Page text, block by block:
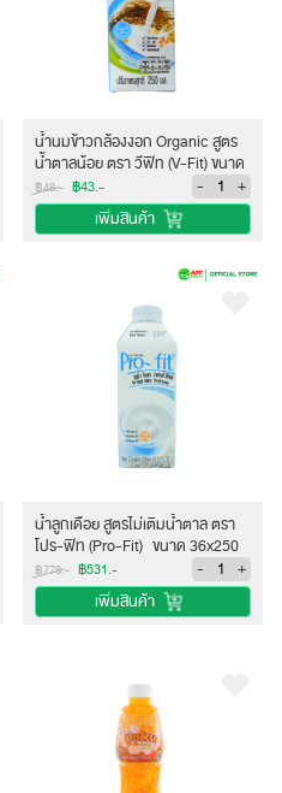
น้ำนมข้าวกล้องงอก Organic สูตร
น้ำตาลน้อย ตรา วีฟิท (V-Fit) ขนาด
3x250 ml.
฿48.- ฿43.- -
+
เพิ่มสินค้า
น้ำลูกเดือย สูตรไม่เติมน้ำตาล ตรา
โปร-ฟิท (Pro-Fit) ขนาด 36x250
ml.
฿778.- ฿531.- -
+
เพิ่มสินค้า